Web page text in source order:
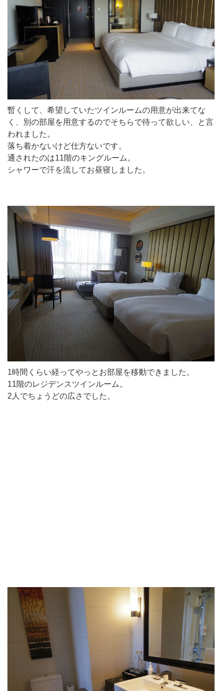
暫くして、希望していたツインルームの用意が出来てな
く、別の部屋を用意するのでそちらで待って欲しい、と言
われました。
落ち着かないけど仕方ないです。
通されたのは11階のキングルーム。
シャワーで汗を流してお昼寝しました。
1時間くらい経ってやっとお部屋を移動できました。
11階のレジデンスツインルーム。
2人でちょうどの広さでした。